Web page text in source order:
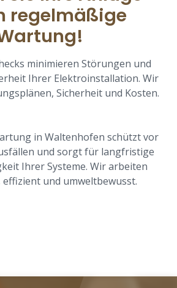
regelmäßige
minimieren Störungen und
Ihrer Elektroinstallation. Wir
Sicherheit und Kosten.
in Waltenhofen schützt vor
und sorgt für langfristige
Ihrer Systeme. Wir arbeiten
und umweltbewusst.